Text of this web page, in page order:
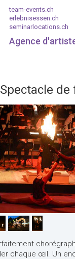
team-events.ch
erlebnisessen.ch
seminarlocations.ch
Agence
chaque œil. Un